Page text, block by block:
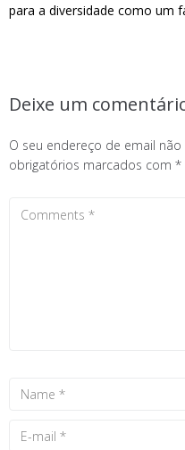
para a diversidade como um
Deixe um
O seu endereço de email
obrigatórios marcados com *